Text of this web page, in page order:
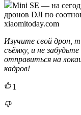
Mini SE — на
дронов DJI по
xiaomitoday.com
Изучите свой дрон,
съёмку, и не
отправиться на
кадров!
1